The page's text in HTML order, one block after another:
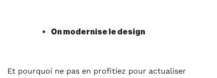
On modernise le design
Et pourquoi ne pas en profitiez pour actualiser